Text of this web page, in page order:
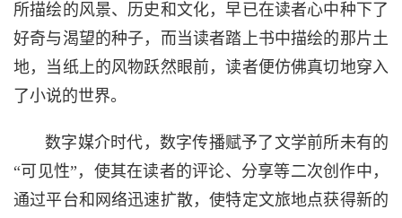
所描绘的风景、历史和文化，早已在读者心中种下了
好奇与渴望的种子，而当读者踏上书中描绘的那片土
地，当纸上的风物跃然眼前，读者便仿佛真切地穿入
了小说的世界。
数字媒介时代，数字传播赋予了文学前所未有的
“可见性”，使其在读者的评论、分享等二次创作中，
通过平台和网络迅速扩散，使特定文旅地点获得新的